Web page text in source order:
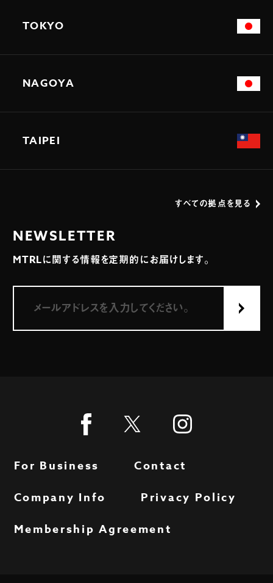
TOKYO
NAGOYA
TAIPEI
すべての拠点を見る
NEWSLETTER
MTRLに関する情報を定期的にお届けします。
For Business
Contact
Company Info
Privacy Policy
Membership Agreement